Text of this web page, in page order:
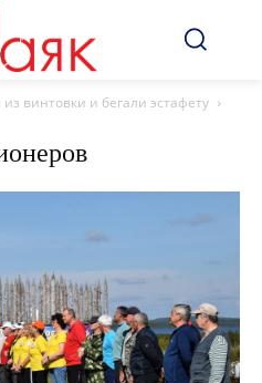
винтовки и бегали эстафету